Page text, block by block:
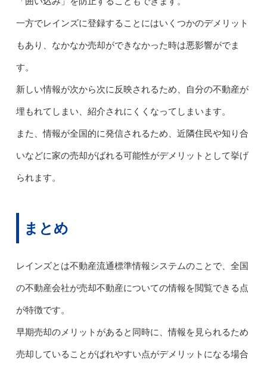
一方でレインズに登録することにはいくつかのデメリット
もあり、なかなか売却ができなかった時は悪影響がでま
す。
新しい情報が次から次に反映されるため、自分の不動産が
埋もれてしまい、紹介されにくくなってしまいます。
また、情報が全国的に発信されるため、近隣住民や知り合
いなどに家の売却がばれる可能性がデメリットとして挙げ
られます。
まとめ
レインズとは不動産流通標準情報システムのことで、全国
の不動産会社が売却不動産についての情報を閲覧できる点
が特徴です。
早期売却のメリットがあると同時に、情報を見られるため
売却していることがばれやすい点がデメリットになる場合